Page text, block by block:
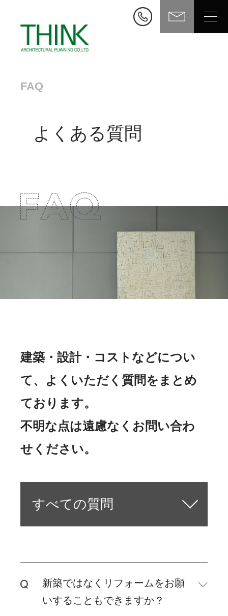
FAQ
よくある質問
建築・設計・コストなどについ
て、よくいただく質問をまとめ
ております。
不明な点は遠慮なくお問い合わ
せください。
すべての質問
建築について
資金について
期間について
土地について
工事について
設計について
その他
新築ではなくリフォームをお願
いすることもできますか？